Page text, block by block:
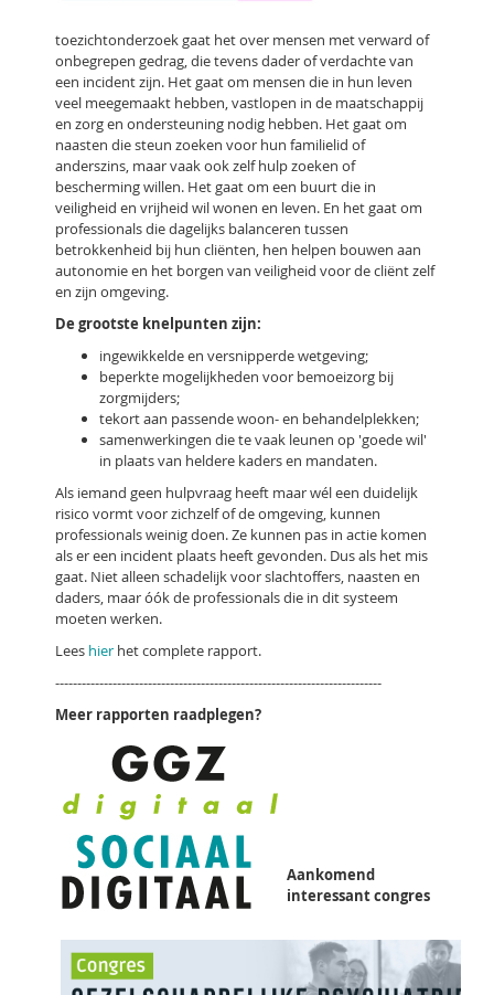
toezichtonderzoek gaat het over mensen met verward of
onbegrepen gedrag, die tevens dader of verdachte van
een incident zijn. Het gaat om mensen die in hun leven
veel meegemaakt hebben, vastlopen in de maatschappij
en zorg en ondersteuning nodig hebben. Het gaat om
naasten die steun zoeken voor hun familielid of
anderszins, maar vaak ook zelf hulp zoeken of
bescherming willen. Het gaat om een buurt die in
veiligheid en vrijheid wil wonen en leven. En het gaat om
professionals die dagelijks balanceren tussen
betrokkenheid bij hun cliënten, hen helpen bouwen aan
autonomie en het borgen van veiligheid voor de cliënt zelf
en zijn omgeving.
De grootste knelpunten zijn:
ingewikkelde en versnipperde wetgeving;
beperkte mogelijkheden voor bemoeizorg bij
zorgmijders;
tekort aan passende woon- en behandelplekken;
samenwerkingen die te vaak leunen op 'goede wil'
in plaats van heldere kaders en mandaten.
Als iemand geen hulpvraag heeft maar wél een duidelijk
risico vormt voor zichzelf of de omgeving, kunnen
professionals weinig doen. Ze kunnen pas in actie komen
als er een incident plaats heeft gevonden. Dus als het mis
gaat. Niet alleen schadelijk voor slachtoffers, naasten en
daders, maar óók de professionals die in dit systeem
moeten werken.
Lees hier het complete rapport.
--------------------------------------------------------------------------
Meer rapporten raadplegen?
Aankomend
interessant congres